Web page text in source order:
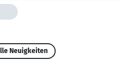
Neuigkeiten